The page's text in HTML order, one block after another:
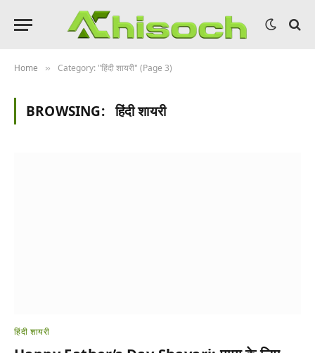
Home » Category: "हिंदी शायरी" (Page 3)
BROWSING: हिंदी शायरी
हिंदी शायरी